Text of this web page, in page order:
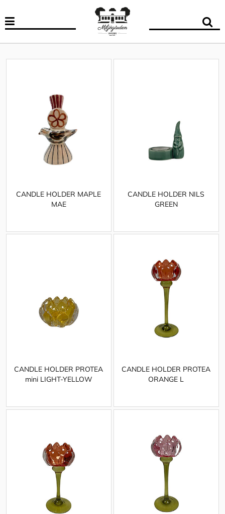
CANDLE HOLDER MAPLE
MAE
CANDLE HOLDER NILS
GREEN
CANDLE HOLDER PROTEA
mini LIGHT-YELLOW
CANDLE HOLDER PROTEA
ORANGE L